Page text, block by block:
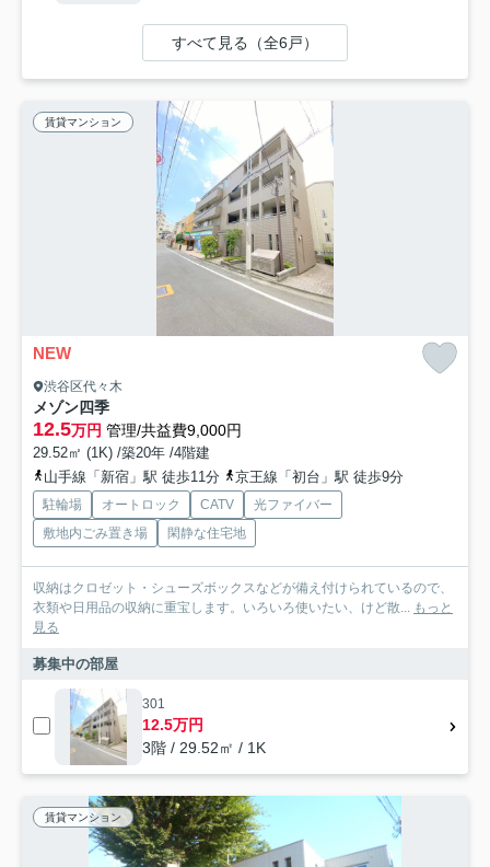
すべて見る（全6戸）
賃貸マンション
NEW
渋谷区代々木
メゾン四季
12.5万円 管理/共益費9,000円
29.52㎡ (1K) /築20年 /4階建
山手線「新宿」駅 徒歩11分
京王線「初台」駅 徒歩9分
駐輪場 オートロック CATV
光ファイバー
敷地内ごみ置き場
閑静な住宅地
収納はクロゼット・シューズボックスなどが備え付けられているので、
衣類や日用品の収納に重宝します。いろいろ使いたい、けど散...
もっと
見る
募集中の部屋
301
12.5万円
3階 / 29.52㎡ / 1K
賃貸マンション